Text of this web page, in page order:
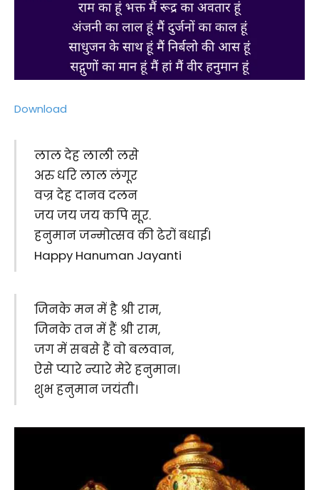
Download
लाल देह लाली लसे
अरु धरि लाल लंगूर
वज्र देह दानव दलन
जय जय जय कपि सूर.
हनुमान जन्मोत्सव की ढेरों बधाई।
Happy Hanuman Jayanti
जिनके मन में है श्री राम,
जिनके तन में हैं श्री राम,
जग में सबसे हैं वो बलवान,
ऐसे प्यारे न्यारे मेरे हनुमान।
शुभ हनुमान जयंती।